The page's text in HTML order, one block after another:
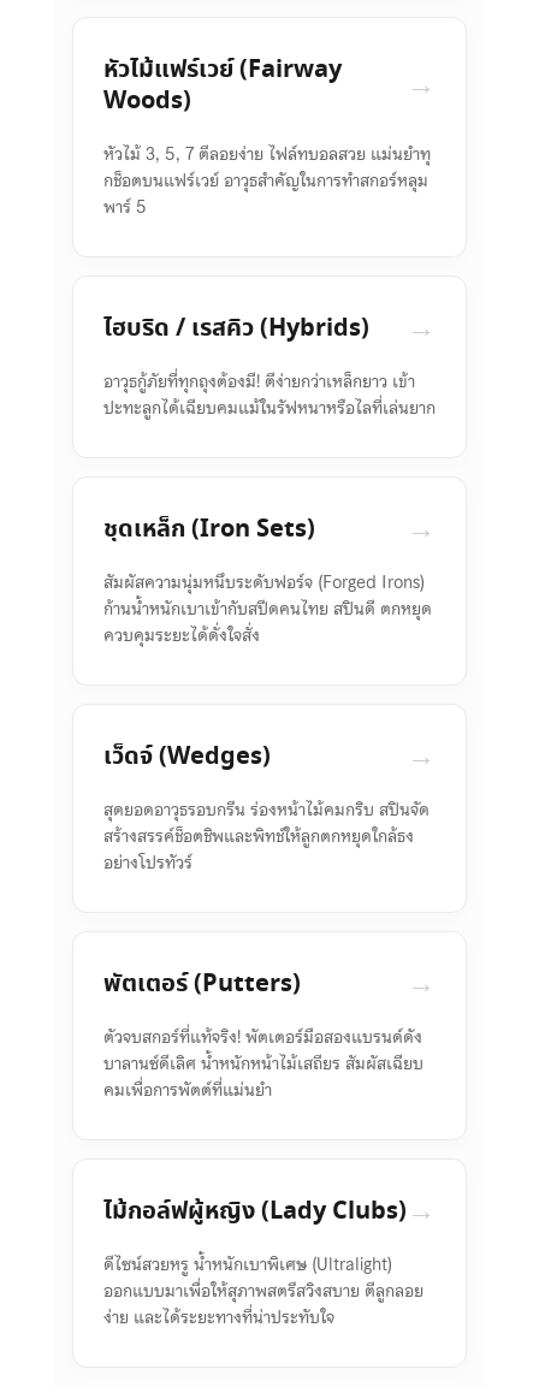
หัวไม้แฟร์เวย์ (Fairway
Woods)
→
หัวไม้ 3, 5, 7 ตีลอยง่าย ไฟล์ทบอลสวย แม่นยำทุ
กช็อตบนแฟร์เวย์ อาวุธสำคัญในการทำสกอร์หลุม
พาร์ 5
ไฮบริด / เรสคิว (Hybrids) →
อาวุธกู้ภัยที่ทุกถุงต้องมี! ตีง่ายกว่าเหล็กยาว เข้า
ปะทะลูกได้เฉียบคมแม้ในรัฟหนาหรือไลที่เล่นยาก
ชุดเหล็ก (Iron Sets) →
สัมผัสความนุ่มหนึบระดับฟอร์จ (Forged Irons)
ก้านน้ำหนักเบาเข้ากับสปีดคนไทย สปินดี ตกหยุด
ควบคุมระยะได้ดั่งใจสั่ง
เว็ดจ์ (Wedges) →
สุดยอดอาวุธรอบกรีน ร่องหน้าไม้คมกริบ สปินจัด
สร้างสรรค์ช็อตชิพและพิทช์ให้ลูกตกหยุดใกล้ธง
อย่างโปรทัวร์
พัตเตอร์ (Putters) →
ตัวจบสกอร์ที่แท้จริง! พัตเตอร์มือสองแบรนด์ดัง
บาลานซ์ดีเลิศ น้ำหนักหน้าไม้เสถียร สัมผัสเฉียบ
คมเพื่อการพัตต์ที่แม่นยำ
ไม้กอล์ฟผู้หญิง (Lady Clubs) →
ดีไซน์สวยหรู น้ำหนักเบาพิเศษ (Ultralight)
ออกแบบมาเพื่อให้สุภาพสตรีสวิงสบาย ตีลูกลอย
ง่าย และได้ระยะทางที่น่าประทับใจ